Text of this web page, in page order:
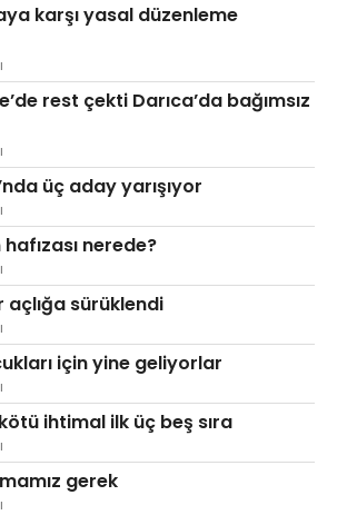
karşı yasal düzenleme
rest çekti Darıca’da bağımsız
üç aday yarışıyor
nerede?
açlığa sürüklendi
için yine geliyorlar
ihtimal ilk üç beş sıra
gerek